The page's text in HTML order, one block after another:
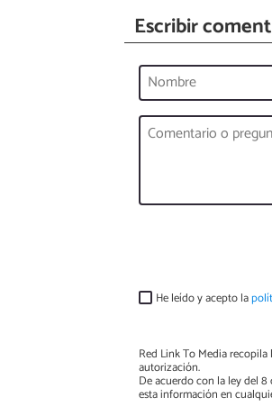
Escribir
He leído y acepto la
Red Link To Media
autorización.
De acuerdo con la ley del
esta información en